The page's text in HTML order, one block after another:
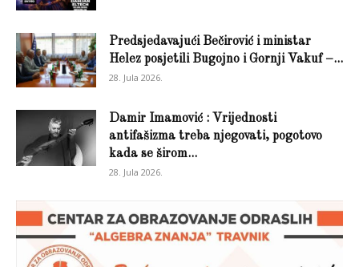
Predsjedavajući Bečirović i ministar
Helez posjetili Bugojno i Gornji Vakuf –...
28. Jula 2026.
Damir Imamović : Vrijednosti
antifašizma treba njegovati, pogotovo
kada se širom...
28. Jula 2026.